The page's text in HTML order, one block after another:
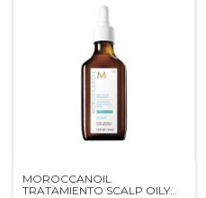
MOROCCANOIL
TRATAMIENTO SCALP OILY